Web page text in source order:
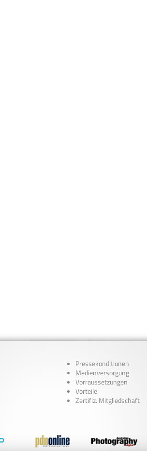
Pressekonditionen
Medienversorgung
Vorraussetzungen
Vorteile
Zertifiz. Mitgliedschaft